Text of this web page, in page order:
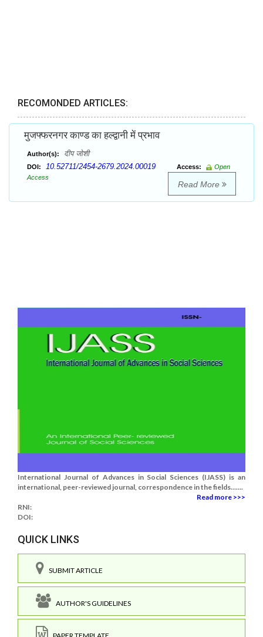
RECOMONDED ARTICLES:
मुजफ्फरनगर काण्ड का हल्द्वानी में प्रभाव
Author(s): दीप जोशी
DOI: 10.52711/2454-2679.2024.00019 Access:
Open
Access
Read More
International Journal of Advances in Social Sciences (IJASS) is an
international, peer-reviewed journal, correspondence in the fields.......
Read more >>>
RNI:
DOI:
QUICK LINKS
SUBMIT ARTICLE
AUTHOR'S GUIDELINES